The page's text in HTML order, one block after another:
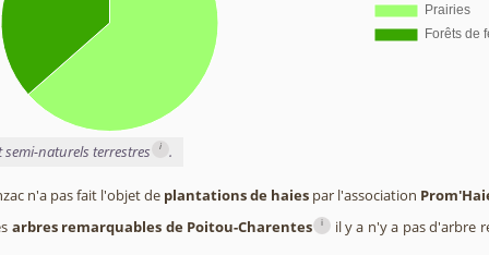
semi-naturels terrestres i .
n'a pas fait l'objet de plantations de haiespar l'association
arbres remarquables de Poitou-Charentes i il y a n'y a pas d'arbre